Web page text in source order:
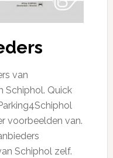
van
Schiphol. Quick
voorbeelden van.
Schiphol zelf.